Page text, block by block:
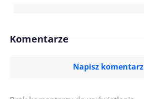
Komentarze
Napisz komentarz